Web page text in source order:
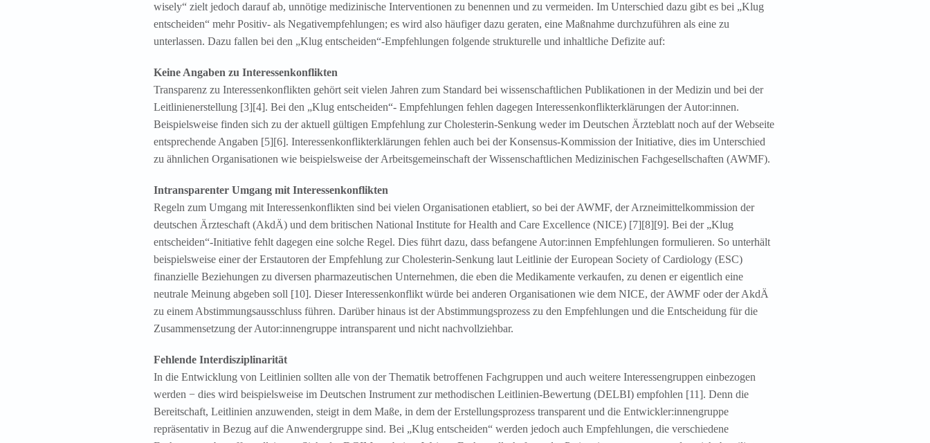
wisely“ zielt jedoch darauf ab, unnötige medizinische Interventionen zu benennen und zu vermeiden. Im Unterschied dazu gibt es bei „Klug
entscheiden“ mehr Positiv- als Negativempfehlungen; es wird also häufiger dazu geraten, eine Maßnahme durchzuführen als eine zu
unterlassen. Dazu fallen bei den „Klug entscheiden“-Empfehlungen folgende strukturelle und inhaltliche Defizite auf:
Keine Angaben zu Interessenkonflikten
Transparenz zu Interessenkonflikten gehört seit vielen Jahren zum Standard bei wissenschaftlichen Publikationen in der Medizin und bei der
Leitlinienerstellung [3][4]. Bei den „Klug entscheiden“- Empfehlungen fehlen dagegen Interessenkonflikterklärungen der Autor:innen.
Beispielsweise finden sich zu der aktuell gültigen Empfehlung zur Cholesterin-Senkung weder im Deutschen Ärzteblatt noch auf der Webseite
entsprechende Angaben [5][6]. Interessenkonflikterklärungen fehlen auch bei der Konsensus-Kommission der Initiative, dies im Unterschied
zu ähnlichen Organisationen wie beispielsweise der Arbeitsgemeinschaft der Wissenschaftlichen Medizinischen Fachgesellschaften (AWMF).
Intransparenter Umgang mit Interessenkonflikten
Regeln zum Umgang mit Interessenkonflikten sind bei vielen Organisationen etabliert, so bei der AWMF, der Arzneimittelkommission der
deutschen Ärzteschaft (AkdÄ) und dem britischen National Institute for Health and Care Excellence (NICE) [7][8][9]. Bei der „Klug
entscheiden“-Initiative fehlt dagegen eine solche Regel. Dies führt dazu, dass befangene Autor:innen Empfehlungen formulieren. So unterhält
beispielsweise einer der Erstautoren der Empfehlung zur Cholesterin-Senkung laut Leitlinie der European Society of Cardiology (ESC)
finanzielle Beziehungen zu diversen pharmazeutischen Unternehmen, die eben die Medikamente verkaufen, zu denen er eigentlich eine
neutrale Meinung abgeben soll [10]. Dieser Interessenkonflikt würde bei anderen Organisationen wie dem NICE, der AWMF oder der AkdÄ
zu einem Abstimmungsausschluss führen. Darüber hinaus ist der Abstimmungsprozess zu den Empfehlungen und die Entscheidung für die
Zusammensetzung der Autor:innengruppe intransparent und nicht nachvollziehbar.
Fehlende Interdisziplinarität
In die Entwicklung von Leitlinien sollten alle von der Thematik betroffenen Fachgruppen und auch weitere Interessengruppen einbezogen
werden − dies wird beispielsweise im Deutschen Instrument zur methodischen Leitlinien-Bewertung (DELBI) empfohlen [11]. Denn die
Bereitschaft, Leitlinien anzuwenden, steigt in dem Maße, in dem der Erstellungsprozess transparent und die Entwickler:innengruppe
repräsentativ in Bezug auf die Anwendergruppe sind. Bei „Klug entscheiden“ werden jedoch auch Empfehlungen, die verschiedene